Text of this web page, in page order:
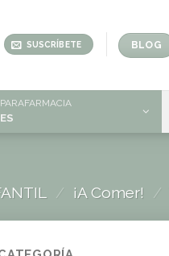
SUSCRÍBETE BLOG
/ ¡A Comer! /